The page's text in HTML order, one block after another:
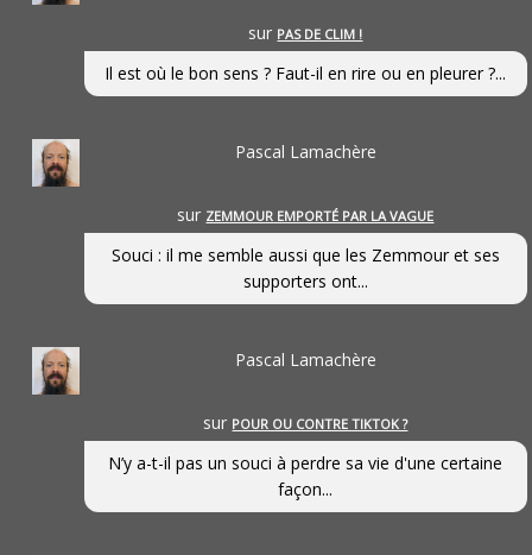
sur PAS DE CLIM !
Il est où le bon sens ? Faut-il en rire ou en pleurer ?...
Pascal Lamachère
sur ZEMMOUR EMPORTÉ PAR LA VAGUE
Souci : il me semble aussi que les Zemmour et ses
supporters ont...
Pascal Lamachère
sur POUR OU CONTRE TIKTOK ?
N’y a-t-il pas un souci à perdre sa vie d'une certaine
façon...